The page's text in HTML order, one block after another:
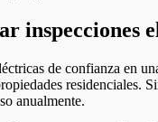
inspecciones
de confianza en
anualmente.